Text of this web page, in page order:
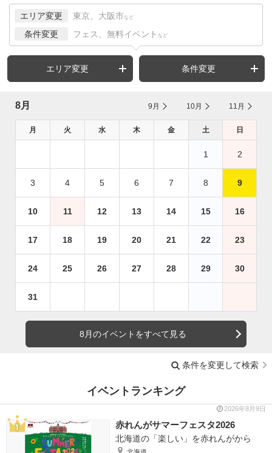
エリア変更 東京、大阪市 など
条件変更 フェス、無料イベント など
エリア変更 条件変更
8月 9月 10月 11月
月 火 水 木 金 土 日
1 2
3 4 5 6 7 8 9
10 11 12 13 14 15 16
17 18 19 20 21 22 23
24 25 26 27 28 29 30
31
8月のイベントをすべて見る
条件を変更して検索
イベントランキング
2026年8月9日
赤れんがサマーフェスタ2026
北海道の「楽しい」を赤れんがから